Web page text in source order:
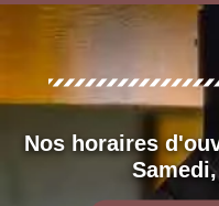
Nos horaires